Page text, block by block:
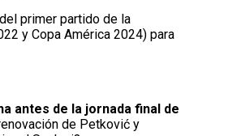
primer partido de la
y Copa América 2024) para
antes de la jornada final de
de Petković y